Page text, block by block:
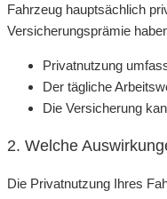
Fahrzeug hauptsächlich
Versicherungsprämie
Privatnutzung
Der tägliche
Die Versicherung
2. Welche
Die Privatnutzung Ihres